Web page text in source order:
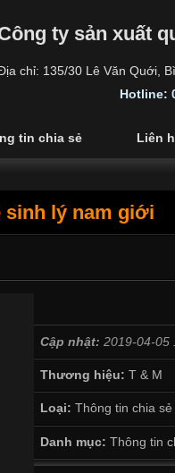
ty sản xuất
chỉ: 135/30 Lê Văn Quới,
Hotline:
tin chia sẻ Liên
sinh lý nam giới
Cập nhật: 2019-04-05
Thương hiệu:T & M
Loại: Thông tin chia sẻ
Danh mục: Thông tin